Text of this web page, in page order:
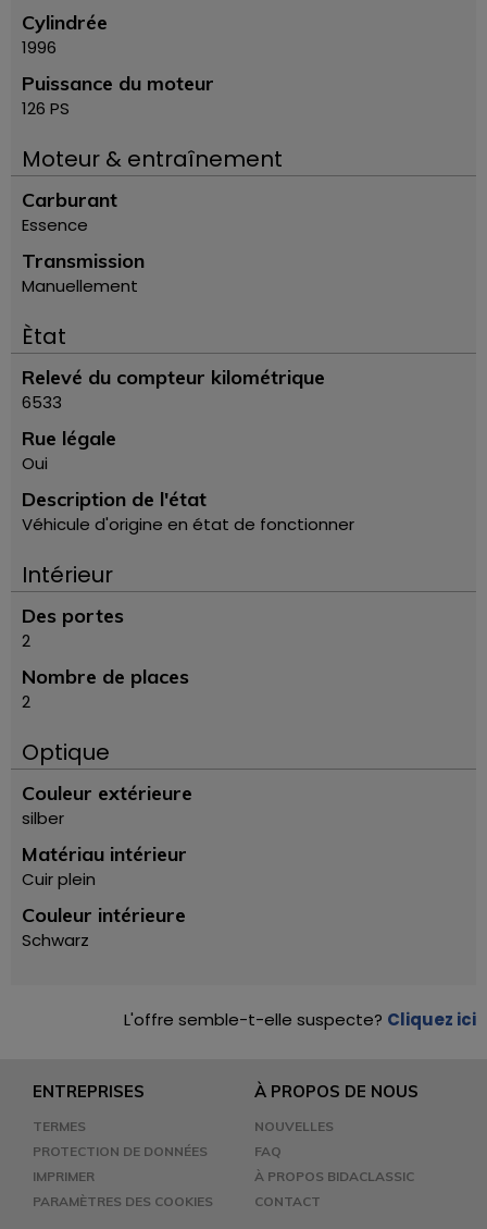
Cylindrée
1996
Puissance du moteur
126 PS
Moteur & entraînement
Carburant
Essence
Transmission
Manuellement
Ètat
Relevé du compteur kilométrique
6533
Rue légale
Oui
Description de l'état
Véhicule d'origine en état de fonctionner
Intérieur
Des portes
2
Nombre de places
2
Optique
Couleur extérieure
silber
Matériau intérieur
Cuir plein
Couleur intérieure
Schwarz
L'offre semble-t-elle suspecte? Cliquez ici
ENTREPRISES
TERMES
PROTECTION DE DONNÉES
IMPRIMER
PARAMÈTRES DES COOKIES
À PROPOS DE NOUS
NOUVELLES
FAQ
À PROPOS BIDACLASSIC
CONTACT